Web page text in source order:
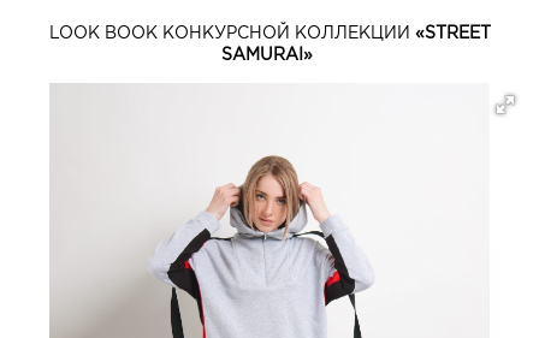
LOOK BOOK КОНКУРСНОЙ КОЛЛЕКЦИИ «STREET
SAMURAI »